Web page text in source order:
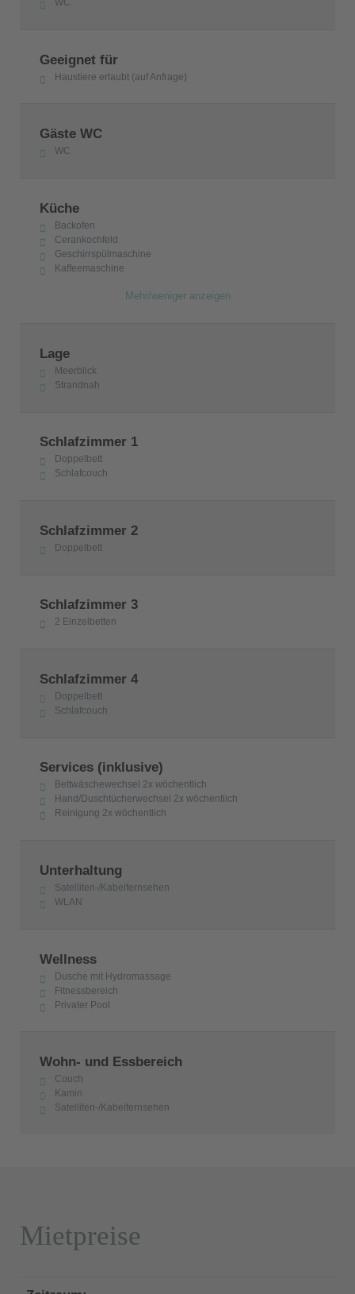
WC
Geeignet für
Haustiere erlaubt (auf Anfrage)
Gäste WC
WC
Küche
Backofen
Cerankochfeld
Geschirrspülmaschine
Kaffeemaschine
Mehr/weniger anzeigen
Lage
Meerblick
Strandnah
Schlafzimmer 1
Doppelbett
Schlafcouch
Schlafzimmer 2
Doppelbett
Schlafzimmer 3
2 Einzelbetten
Schlafzimmer 4
Doppelbett
Schlafcouch
Services (inklusive)
Bettwäschewechsel 2x wöchentlich
Hand/Duschtücherwechsel 2x wöchentlich
Reinigung 2x wöchentlich
Unterhaltung
Satelliten-/Kabelfernsehen
WLAN
Wellness
Dusche mit Hydromassage
Fitnessbereich
Privater Pool
Wohn- und Essbereich
Couch
Kamin
Satelliten-/Kabelfernsehen
Mietpreise